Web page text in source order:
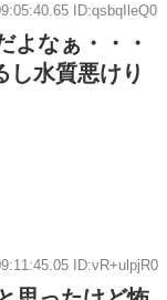
ID:qsbqIleQ0
よなぁ・・・
し水質悪けり
ID:vR+ulpjR0